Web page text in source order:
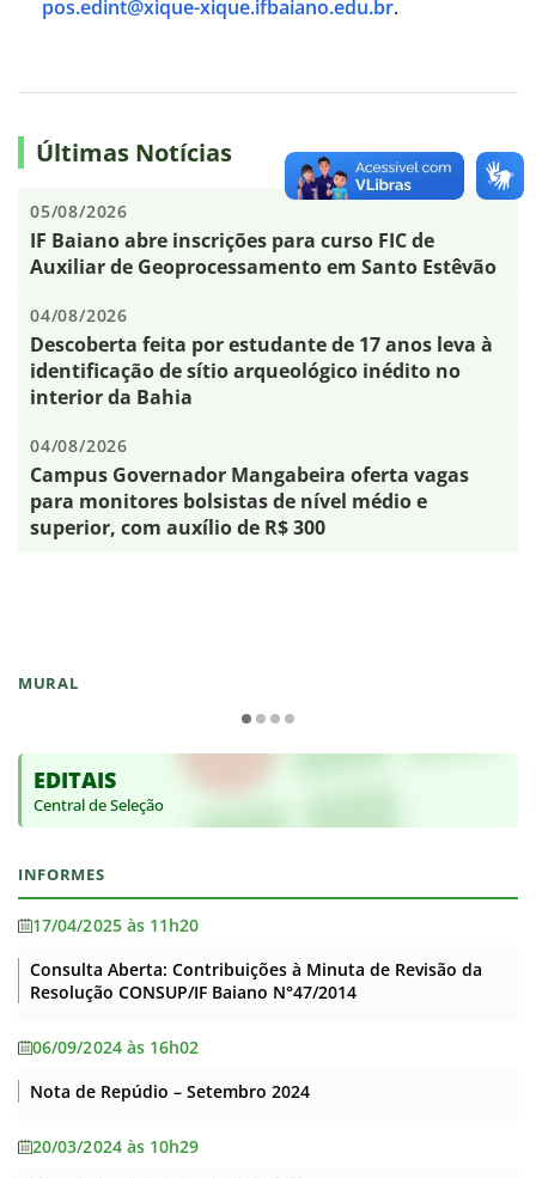
MURAL
EDITAIS
Central de Seleção
INFORMES
17/04/2025 às 11h20
Consulta Aberta: Contribuições à Minuta de Revisão da
Resolução CONSUP/IF Baiano N°47/2014
06/09/2024 às 16h02
Nota de Repúdio – Setembro 2024
20/03/2024 às 10h29
pos.edint@xique-xique.ifbaiano.edu.br.
Últimas Notícias
05/08/2026
IF Baiano abre inscrições para curso FIC de
Auxiliar de Geoprocessamento em Santo Estêvão
04/08/2026
Descoberta feita por estudante de 17 anos leva à
identificação de sítio arqueológico inédito no
interior da Bahia
04/08/2026
Campus Governador Mangabeira oferta vagas
para monitores bolsistas de nível médio e
superior, com auxílio de R$ 300